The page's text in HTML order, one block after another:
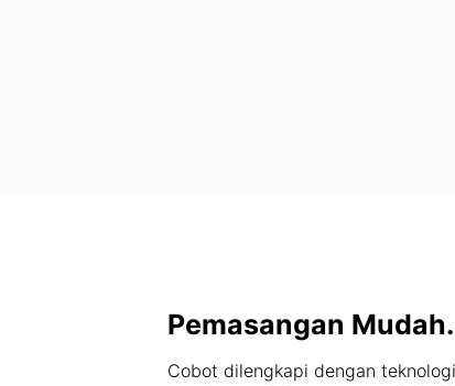
Pemasangan
Cobot dilengkapi dengan